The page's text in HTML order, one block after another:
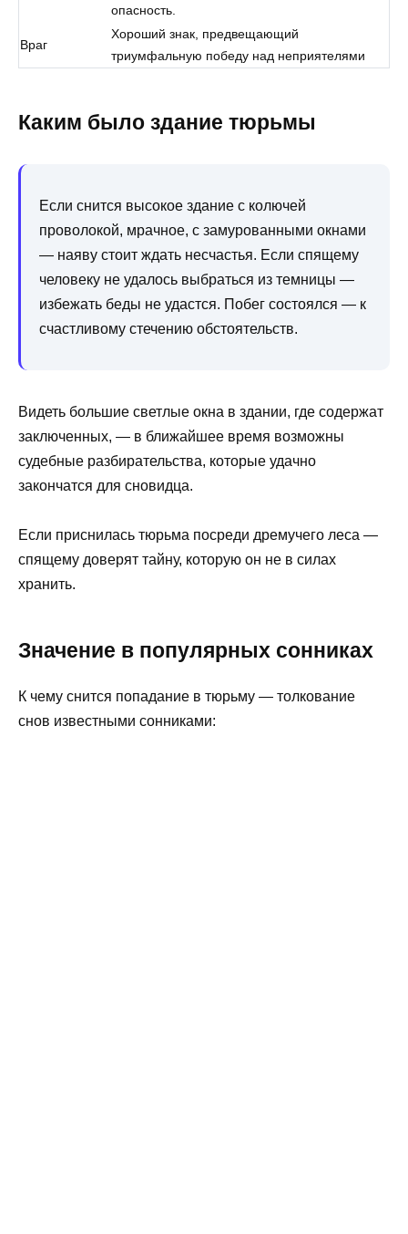
опасность.
Враг
Хороший знак, предвещающий
триумфальную победу над неприятелями
Каким было здание тюрьмы
Если снится высокое здание с колючей
проволокой, мрачное, с замурованными окнами
— наяву стоит ждать несчастья. Если спящему
человеку не удалось выбраться из темницы —
избежать беды не удастся. Побег состоялся — к
счастливому стечению обстоятельств.
Видеть большие светлые окна в здании, где содержат
заключенных, — в ближайшее время возможны
судебные разбирательства, которые удачно
закончатся для сновидца.
Если приснилась тюрьма посреди дремучего леса —
спящему доверят тайну, которую он не в силах
хранить.
Значение в популярных сонниках
К чему снится попадание в тюрьму — толкование
снов известными сонниками: